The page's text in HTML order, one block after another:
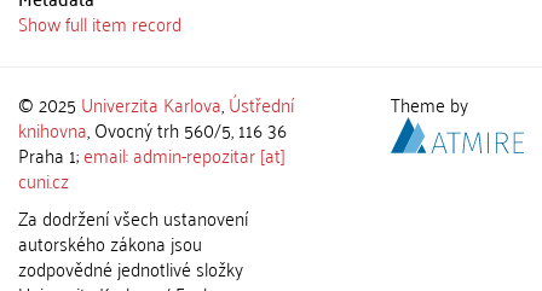
Show full item record
© 2025 Univerzita Karlova,Ústřední
knihovna, Ovocný trh 560/5, 116 36
Praha 1;email: admin-repozitar [at]
cuni.cz
Za dodržení všech ustanovení
autorského zákona jsou
zodpovědné jednotlivé složky
Theme by